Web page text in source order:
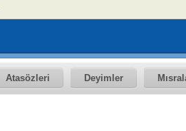
Atasözleri Deyimler